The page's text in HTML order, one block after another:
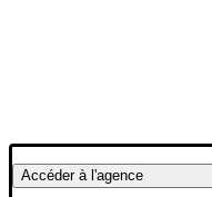
Accéderà l'agence